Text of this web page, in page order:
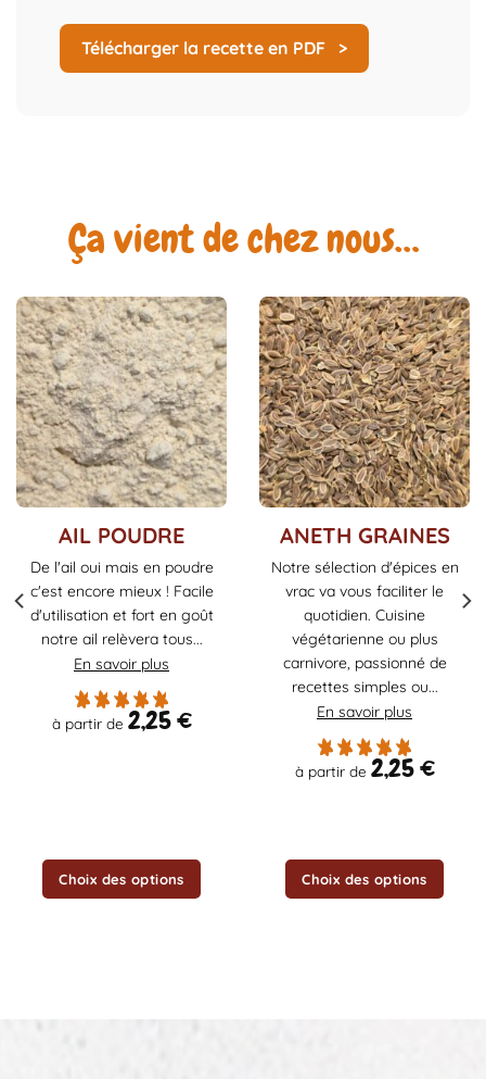
Télécharger la recette en PDF
Ça vient de chez nous…
AIL POUDRE
De l'ail oui mais en poudre
c'est encore mieux ! Facile
d'utilisation et fort en goût
notre ail relèvera tous...
En savoir plus
à partir de 2,25€
Choix des options
a
plusieurs
variations.
Les
options
peuvent
choisies
ANETH GRAINES
Notre sélection d'épices en
vrac va vous faciliter le
quotidien. Cuisine
végétarienne ou plus
carnivore, passionné de
recettes simples ou...
En savoir plus
à partir de 2,25€
Choix des options
Ce
a
plusieurs
variations.
options
peuvent